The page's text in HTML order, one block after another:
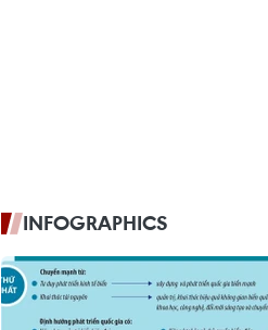
INFOGRAPHICS